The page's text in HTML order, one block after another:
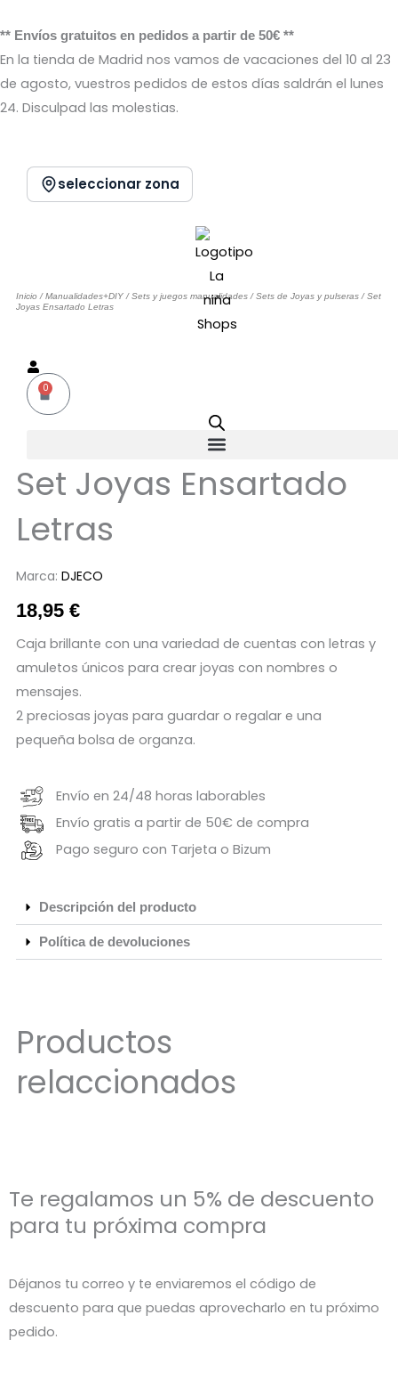
al
contenido
** Envíos gratuitos en pedidos a partir de 50€ **
En la tienda de Madrid nos vamos de vacaciones del 10 al 23
de agosto, vuestros pedidos de estos días saldrán el lunes
24. Disculpad las molestias.
seleccionar zona
0
Carrito
Inicio/Manualidades+DIY/Sets y juegos manualidades/Sets de Joyas y pulseras/ Set
Joyas Ensartado Letras
Set Joyas Ensartado
Letras
Marca: DJECO
18,95 €
Caja brillante con una variedad de cuentas con letras y
amuletos únicos para crear joyas con nombres o
mensajes.
2 preciosas joyas para guardar o regalar e una
pequeña bolsa de organza.
Envío en 24/48 horas laborables
Envío gratis a partir de 50€ de compra
Pago seguro con Tarjeta o Bizum
Descripción del producto
Política de devoluciones
Productos
relaccionados
Te regalamos un 5% de descuento
para tu próxima compra
Déjanos tu correo y te enviaremos el código de
descuento para que puedas aprovecharlo en tu próximo
pedido.